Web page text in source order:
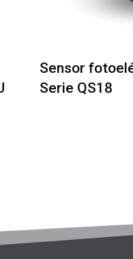
Sensor
Serie QS18